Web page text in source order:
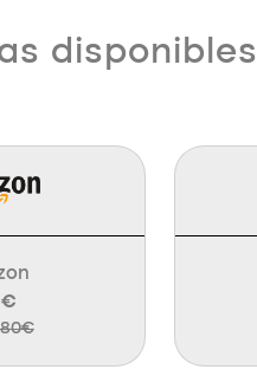
disponibles